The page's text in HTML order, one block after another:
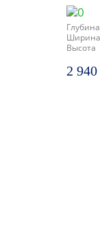
Глубина
Ширина
Высота
2